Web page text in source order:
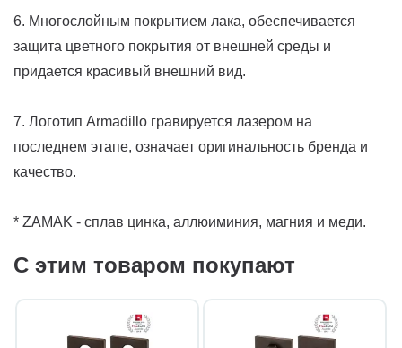
6. Многослойным покрытием лака, обеспечивается
защита цветного покрытия от внешней среды и
придается красивый внешний вид.
7. Логотип Armadillo гравируется лазером на
последнем этапе, означает оригинальность бренда и
качество.
* ZAMAK - сплав цинка, аллюиминия, магния и меди.
С этим товаром покупают